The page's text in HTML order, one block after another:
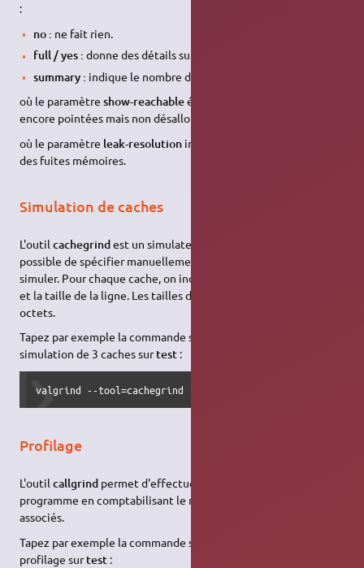
:
no : ne fait rien.
full / yes : donne des détails sur chaque fuite mémoire.
summary : indique le nombre de fuites mémoires.
où le paramètreshow-reachableétend la recherche aux zones
encore pointées mais non désallouées.
où le paramètre leak-resolution indique le niveau de recherche
des fuites mémoires.
Simulation de caches
L'outilcachegrindest un simulateur de cache I1/D1/L2. Il est
possible de spécifier manuellement la configuration du cache à
simuler. Pour chaque cache, on indique sa taille, l'associativité
et la taille de la ligne. Les tailles doivent être données en
octets.
Tapez par exemple la commande suivante pour lancer la
simulation de 3 caches surtest :
valgrind --tool=cachegrind --I1=65535,2,64 --
Profilage
L'outilcallgrind permet d'effectuer un profilage poussé du
programme en comptabilisant le nombre d'appels et les coûts
associés.
Tapez par exemple la commande suivante pour lancer le
profilage surtest :